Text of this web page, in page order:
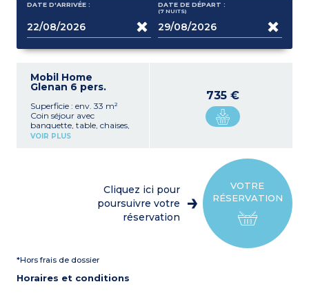
DATE D'ARRIVÉE : DATE DE DÉPART :
(7 NUITS)
Mobil Home
Glenan 6 pers.
Superficie : env. 33 m²
Coin séjour avec
banquette, table, chaises,
télévision
1 chambre avec un lit
2 chambres avec 2 lits
Terrasse en bois non
jardin
VOIR PLUS
735 €
VOTRE
RÉSERVATION
Cliquez ici pour
poursuivre votre
réservation
*Hors frais de dossier
Horaires et conditions